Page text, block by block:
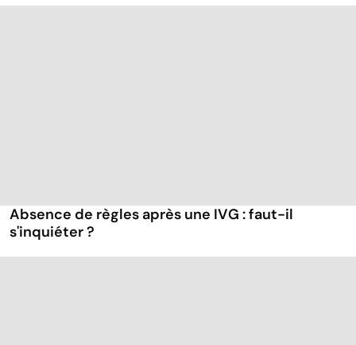
Absence de règles après une IVG : faut-il
s'inquiéter ?